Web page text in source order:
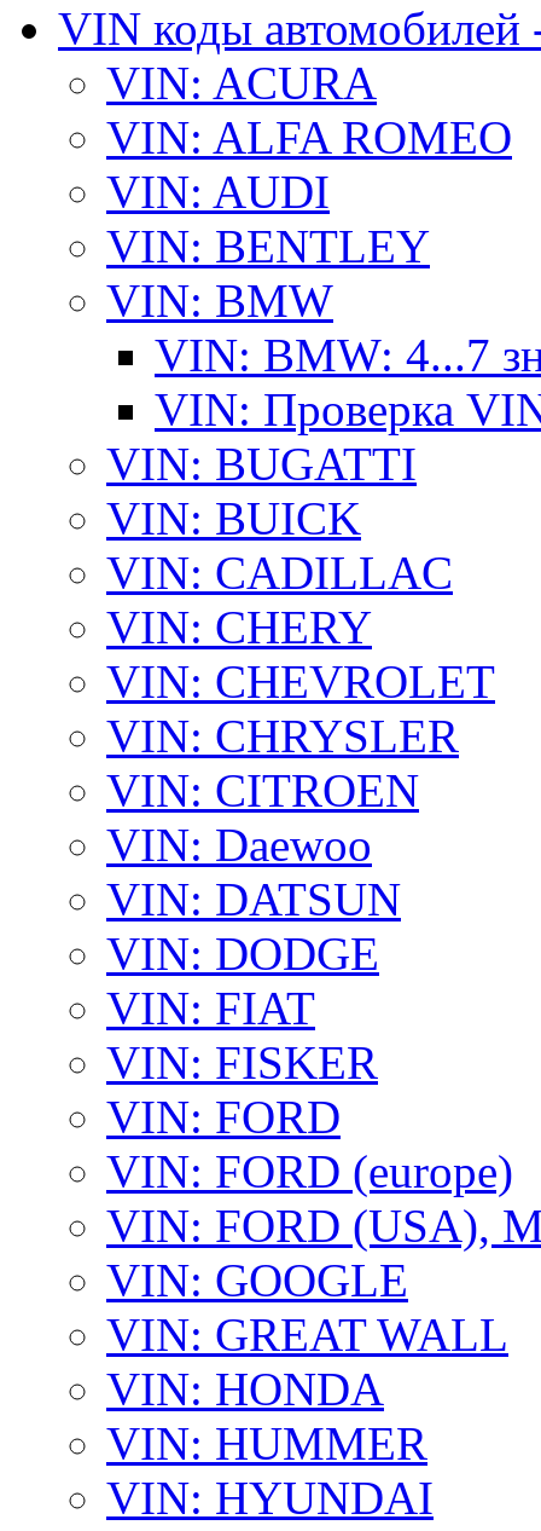
VIN коды автомобилей
VIN: ACURA
VIN: ALFA ROMEO
VIN: AUDI
VIN: BENTLEY
VIN: BMW
VIN: BMW: 4...7
VIN: Проверка
VIN: BUGATTI
VIN: BUICK
VIN: CADILLAC
VIN: CHERY
VIN: CHEVROLET
VIN: CHRYSLER
VIN: CITROEN
VIN: Daewoo
VIN: DATSUN
VIN: DODGE
VIN: FIAT
VIN: FISKER
VIN: FORD
VIN: FORD (europe)
VIN: FORD (USA),
VIN: GOOGLE
VIN: GREAT WALL
VIN: HONDA
VIN: HUMMER
VIN: HYUNDAI